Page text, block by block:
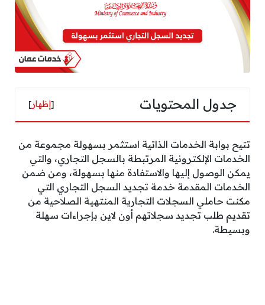
جدول المحتويات [إظهار]
تتيح بوابة الخدمات الذاتية استثمر بسهولة مجموعة من
الخدمات الإلكترونية المرتبطة بالسجل التجاري، والتي
يمكن الوصول إليها والاستفادة منها بسهولة، ومن ضمن
الخدمات المقدمة خدمة تجديد السجل التجاري التي
مكنت حاملي السجلات التجارية المنتهية الصلاحية من
تقديم طلب تجديد سجلاتهم أون لاين بإجراءات سهلة
وبسيطة.